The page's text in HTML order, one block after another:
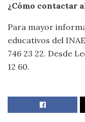
¿Cómo contactar
Para mayor
educativos del
746 23 22. Desde
12 60.